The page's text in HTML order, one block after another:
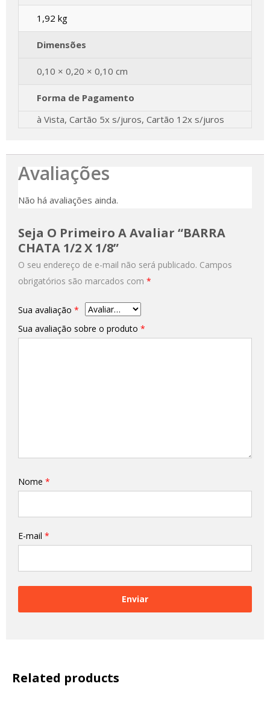
1,92 kg
Dimensões
0,10 × 0,20 × 0,10 cm
Forma de Pagamento
à Vista, Cartão 5x s/juros, Cartão 12x s/juros
Avaliações
Não há avaliações ainda.
Seja O Primeiro A Avaliar “BARRA
CHATA 1/2 X 1/8”
O seu endereço de e-mail não será publicado. Campos
obrigatórios são marcados com *
Sua avaliação *
Sua avaliação sobre o produto *
Nome *
E-mail *
Related products